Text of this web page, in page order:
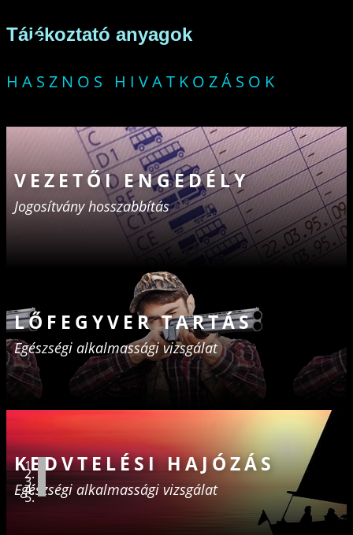
Tájékoztató anyagok
HASZNOS HIVATKOZÁSOK
VEZETŐI ENGEDÉLY
Jogosítvány hosszabbítás
LŐFEGYVER TARTÁS
Egészségi ​alkalmassági vizsgálat
KEDVTELÉSI HAJÓZÁS
Egészségi ​alkalmassági vizsgálat